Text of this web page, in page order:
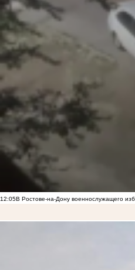
12:05В Ростове-на-Дону военнослужащего